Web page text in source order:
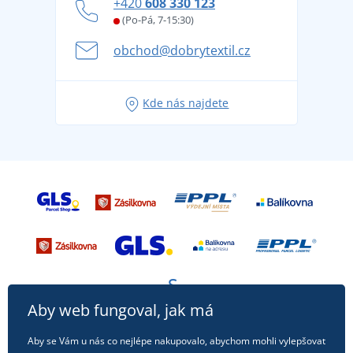
Věrnostní program BONTIS +
Letní dobrodružství začíná balením aneb připravte
se na dovolenou bez starostí
(Po-Pá, 7-15:30)
obchod@dobrytextil.cz
Kde nás najdete
Aby web fungoval, jak má
Aby se Vám u nás co nejlépe nakupovalo, abychom mohli vylepšovat